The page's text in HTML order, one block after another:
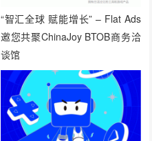
“智汇全球 赋能增长” – Flat Ads
邀您共聚ChinaJoy BTOB商务洽
谈馆